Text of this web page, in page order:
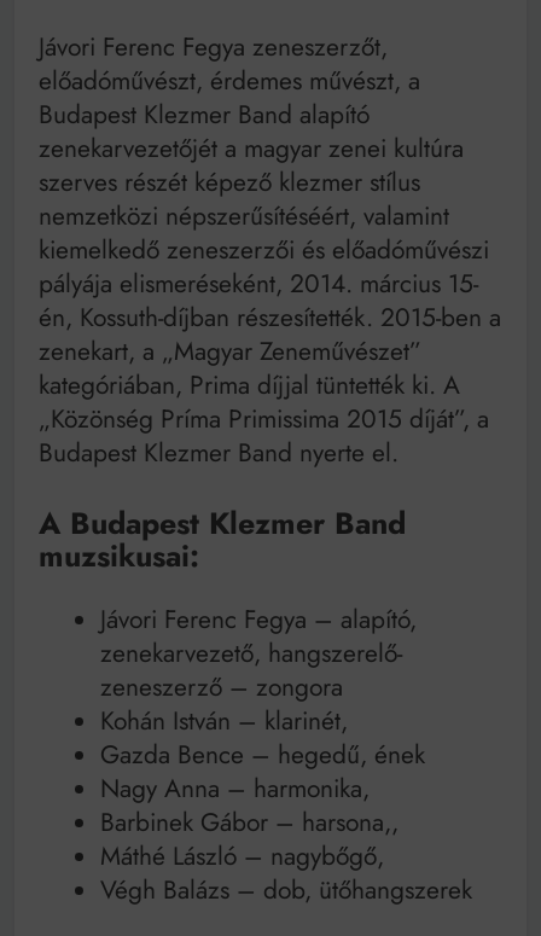
Jávori Ferenc Fegya zeneszerzőt,
előadóművészt, érdemes művészt, a
Budapest Klezmer Band alapító
zenekarvezetőjét a magyar zenei kultúra
szerves részét képező klezmer stílus
nemzetközi népszerűsítéséért, valamint
kiemelkedő zeneszerzői és előadóművészi
pályája elismeréseként, 2014. március 15-
én, Kossuth-díjban részesítették. 2015-ben a
zenekart, a „Magyar Zeneművészet”
kategóriában, Prima díjjal tüntették ki. A
„Közönség Príma Primissima 2015 díját”, a
Budapest Klezmer Band nyerte el.
A Budapest Klezmer Band
muzsikusai:
Jávori Ferenc Fegya – alapító,
zenekarvezető, hangszerelő-
zeneszerző – zongora
Kohán István – klarinét,
Gazda Bence – hegedű, ének
Nagy Anna – harmonika,
Barbinek Gábor – harsona,,
Máthé László – nagybőgő,
Végh Balázs – dob, ütőhangszerek